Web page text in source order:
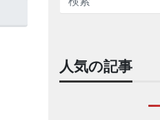
人気の記事